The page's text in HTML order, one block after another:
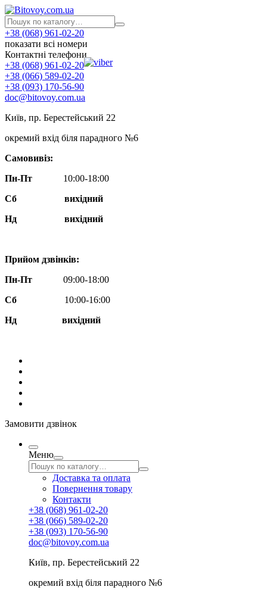
+38 (068) 961-02-20
показати всі номери
Контактні телефони
+38 (068) 961-02-20
+38 (066) 589-02-20
+38 (093) 170-56-90
doc@bitovoy.com.ua
Київ, пр. Берестейський 22
окремий вхід біля парадного №6
Самовивіз:
Пн-Пт
10:00-18:00
Сб
вихідний
Нд
вихідний
Прийом дзвінків:
Пн-Пт
09:00-18:00
Сб
10:00-16:00
Нд вихідний
Замовити дзвінок
Меню
Доставка та оплата
Повернення товару
Контакти
+38 (068) 961-02-20
+38 (066) 589-02-20
+38 (093) 170-56-90
doc@bitovoy.com.ua
Київ, пр. Берестейський 22
окремий вхід біля парадного №6